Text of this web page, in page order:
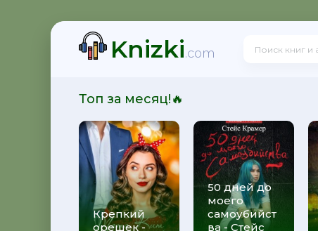
Knizki.com
Топ за месяц!🔥
Крепкий
орешек -
50 дней до
моего
самоубийст
ва - Стейс
Фирсов
- Александр Олегович Фирсов
Олегович Фирсов